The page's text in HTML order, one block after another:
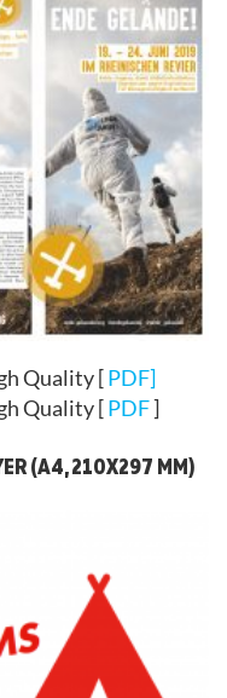
Quality [PDF]
Quality [PDF]
(A4, 210X297 MM)